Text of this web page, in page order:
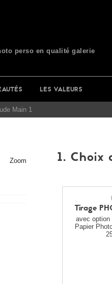
perso en qualité galerie
LES VALEURS
Main 1
Zoom 1. Choix
Tirage
avec option
Papier